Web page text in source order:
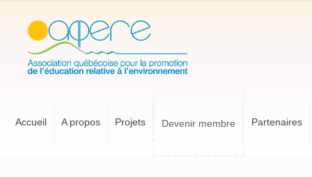
Accueil A propos Projets Devenir membre Partenaires